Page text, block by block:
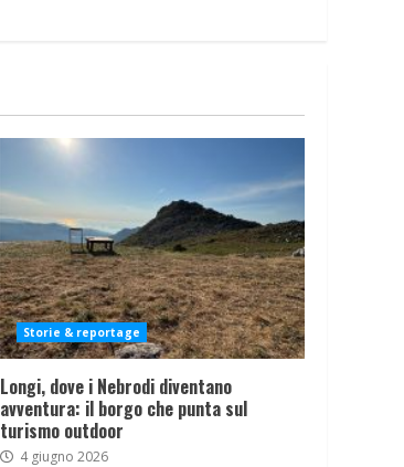
Storie & reportage
Longi, dove i Nebrodi diventano
avventura: il borgo che punta sul
turismo outdoor
4 giugno 2026